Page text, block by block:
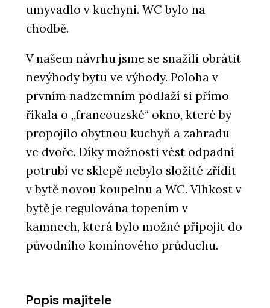
umyvadlo v kuchyni. WC bylo na
chodbě.
V našem návrhu jsme se snažili obrátit
nevýhody bytu ve výhody. Poloha v
prvním nadzemním podlaží si přímo
říkala o „francouzské“ okno, které by
propojilo obytnou kuchyň a zahradu
ve dvoře. Díky možnosti vést odpadní
potrubí ve sklepě nebylo složité zřídit
v bytě novou koupelnu a WC. Vlhkost v
bytě je regulována topením v
kamnech, která bylo možné připojit do
původního komínového průduchu.
Popis majitele